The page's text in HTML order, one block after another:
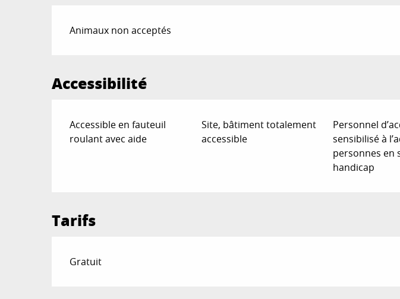
Animaux non acceptés
Accessibilité
Accessible en fauteuil
roulant avec aide
Site, bâtiment totalement
accessible
Personnel
sensibilisé à
personnes en
handicap
Tarifs
Gratuit